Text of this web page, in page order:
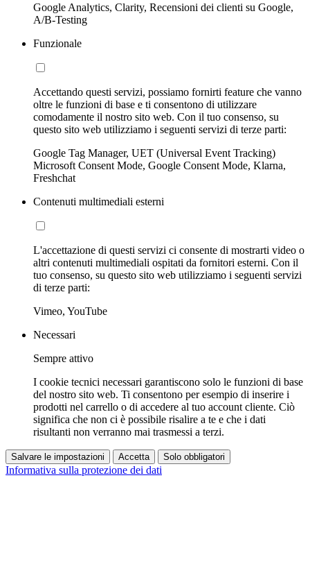
Google Analytics, Clarity, Recensioni dei clienti su Google,
A/B-Testing
Funzionale
Accettando questi servizi, possiamo fornirti feature che vanno
oltre le funzioni di base e ti consentono di utilizzare
comodamente il nostro sito web. Con il tuo consenso, su
questo sito web utilizziamo i seguenti servizi di terze parti:
Google Tag Manager, UET (Universal Event Tracking)
Microsoft Consent Mode, Google Consent Mode, Klarna,
Freshchat
Contenuti multimediali esterni
L'accettazione di questi servizi ci consente di mostrarti video o
altri contenuti multimediali ospitati da fornitori esterni. Con il
tuo consenso, su questo sito web utilizziamo i seguenti servizi
di terze parti:
Vimeo, YouTube
Necessari
Sempre attivo
I cookie tecnici necessari garantiscono solo le funzioni di base
del nostro sito web. Ti consentono per esempio di inserire i
prodotti nel carrello o di accedere al tuo account cliente. Ciò
significa che non ci è possibile risalire a te e che i dati
risultanti non verranno mai trasmessi a terzi.
Salvare le impostazioni Accetta Solo obbligatori
Informativa sulla protezione dei dati